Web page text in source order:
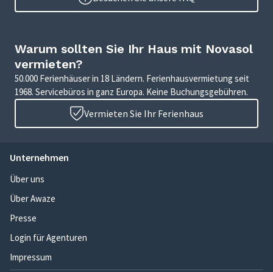
Warum sollten Sie Ihr Haus mit Novasol
vermieten?
50.000 Ferienhäuser in 18 Ländern. Ferienhausvermietung seit
1968. Servicebüros in ganz Europa. Keine Buchungsgebühren.
Vermieten Sie Ihr Ferienhaus
Unternehmen
Über uns
Über Awaze
Presse
Login für Agenturen
Impressum